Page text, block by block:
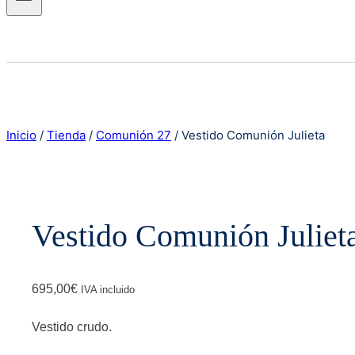
Inicio / Tienda / Comunión 27 / Vestido Comunión Julieta
Vestido Comunión
695,00€ IVA incluido
Vestido crudo.